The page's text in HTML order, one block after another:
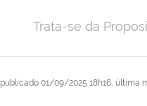
publicado 01/09/2025 18h16, última
Trata-se da